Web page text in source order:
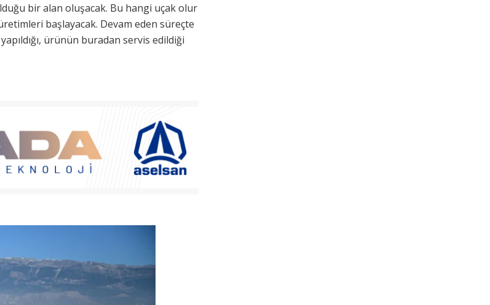
bir alan oluşacak. Bu hangi uçak olur
başlayacak. Devam eden süreçte
ürünün buradan servis edildiği